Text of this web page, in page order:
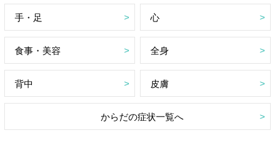
手・足 心
食事・美容 全身
背中 皮膚
からだの症状一覧へ